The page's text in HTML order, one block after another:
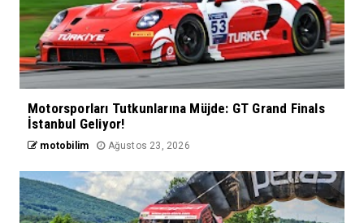
Motorsporları Tutkunlarına Müjde: GT Grand Finals
İstanbul Geliyor!
motobilim Ağustos 23, 2026